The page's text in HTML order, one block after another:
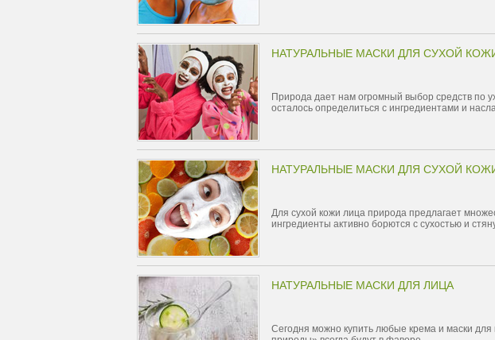
НАТУРАЛЬНЫЕ МАСКИ ДЛЯ СУХОЙ
Природа дает нам огромный выбор средств по
осталось определиться с ингредиентами и
НАТУРАЛЬНЫЕ МАСКИ ДЛЯ СУХОЙ
Для сухой кожи лица природа предлагает
ингредиенты активно борются с сухостью и
НАТУРАЛЬНЫЕ МАСКИ ДЛЯ ЛИЦА
Сегодня можно купить любые крема и маски